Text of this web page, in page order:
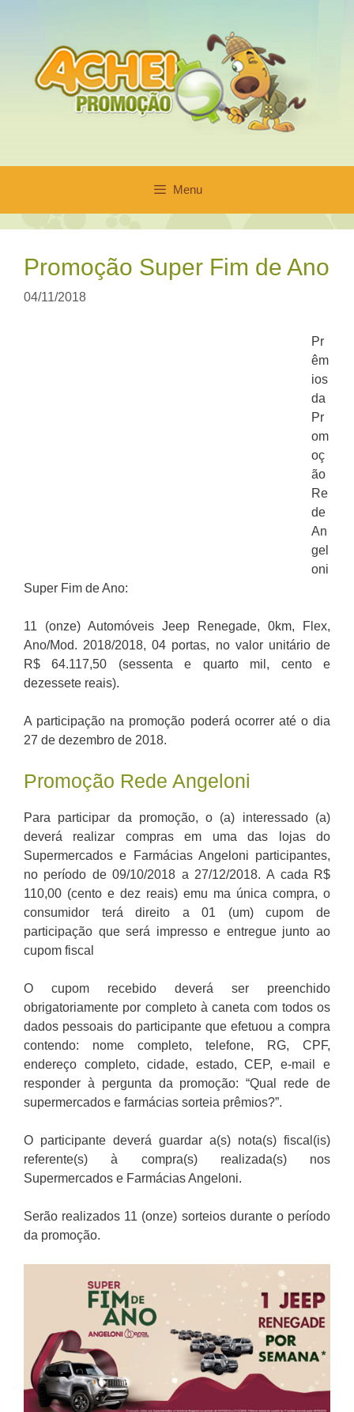
conteúdo
Menu
Promoção Super Fim de Ano
04/11/2018
Pr
êm
ios
da
Pr
om
oç
ão
Re
de
An
gel
oni
Super Fim de Ano:
11 (onze) Automóveis Jeep Renegade, 0km, Flex,
Ano/Mod. 2018/2018, 04 portas, no valor unitário de
R$ 64.117,50 (sessenta e quarto mil, cento e
dezessete reais).
A participação na promoção poderá ocorrer até o dia
27 de dezembro de 2018.
Promoção Rede Angeloni
Para participar da promoção, o (a) interessado (a)
deverá realizar compras em uma das lojas do
Supermercados e Farmácias Angeloni participantes,
no período de 09/10/2018 a 27/12/2018. A cada R$
110,00 (cento e dez reais) emu ma única compra, o
consumidor terá direito a 01 (um) cupom de
participação que será impresso e entregue junto ao
cupom fiscal
O cupom recebido deverá ser preenchido
obrigatoriamente por completo à caneta com todos os
dados pessoais do participante que efetuou a compra
contendo: nome completo, telefone, RG, CPF,
endereço completo, cidade, estado, CEP, e-mail e
responder à pergunta da promoção: “Qual rede de
supermercados e farmácias sorteia prêmios?”.
O participante deverá guardar a(s) nota(s) fiscal(is)
referente(s) à compra(s) realizada(s) nos
Supermercados e Farmácias Angeloni.
Serão realizados 11 (onze) sorteios durante o período
da promoção.